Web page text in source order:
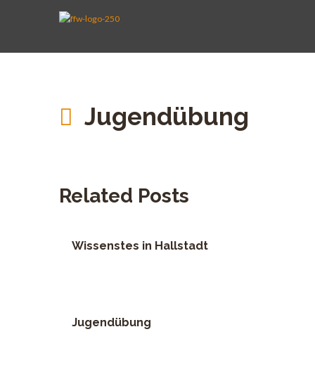
Jugendübung
Related Posts
Wissenstes in Hallstadt
Jugendübung